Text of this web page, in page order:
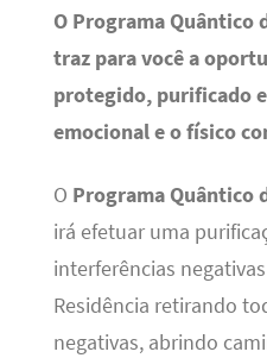
O Programa Quântico
traz para você a
protegido, purificado
emocional e o físico
O Programa Quântico
irá efetuar uma
interferências
Residência retirando
negativas, abrindo